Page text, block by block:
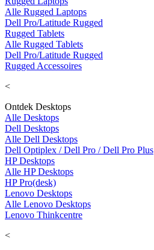
Alle Rugged Laptops
Dell Pro/Latitude Rugged
Rugged Tablets
Alle Rugged Tablets
Dell Pro/Latitude Rugged
Rugged Accessoires
<
Ontdek Desktops
Alle Desktops
Dell Desktops
Alle Dell Desktops
Dell Optiplex / Dell Pro / Dell Pro Plus
HP Desktops
Alle HP Desktops
HP Pro(desk)
Lenovo Desktops
Alle Lenovo Desktops
Lenovo Thinkcentre
<